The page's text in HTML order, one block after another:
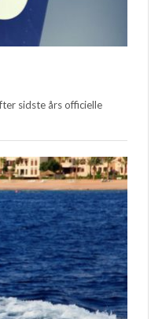
sidste års officielle